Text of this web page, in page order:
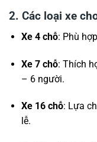
2. Các loại xe
Xe 4 chỗ: Phù
Xe 7 chỗ: Thích
– 6 người.
Xe 16 chỗ: Lựa
lễ.